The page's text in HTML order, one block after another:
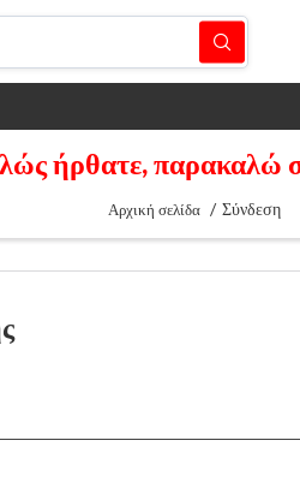
ήρθατε, παρακαλώ
Αρχική σελίδα / Σύνδεση